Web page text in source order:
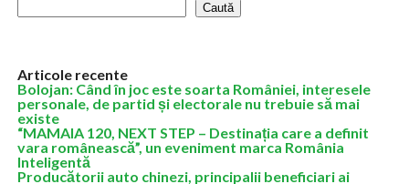
Caută
Articole recente
Bolojan: Când în joc este soarta României, interesele
personale, de partid și electorale nu trebuie să mai
existe
“MAMAIA 120, NEXT STEP – Destinația care a definit
vara românească”, un eveniment marca România
Inteligentă
Producătorii auto chinezi, principalii beneficiari ai